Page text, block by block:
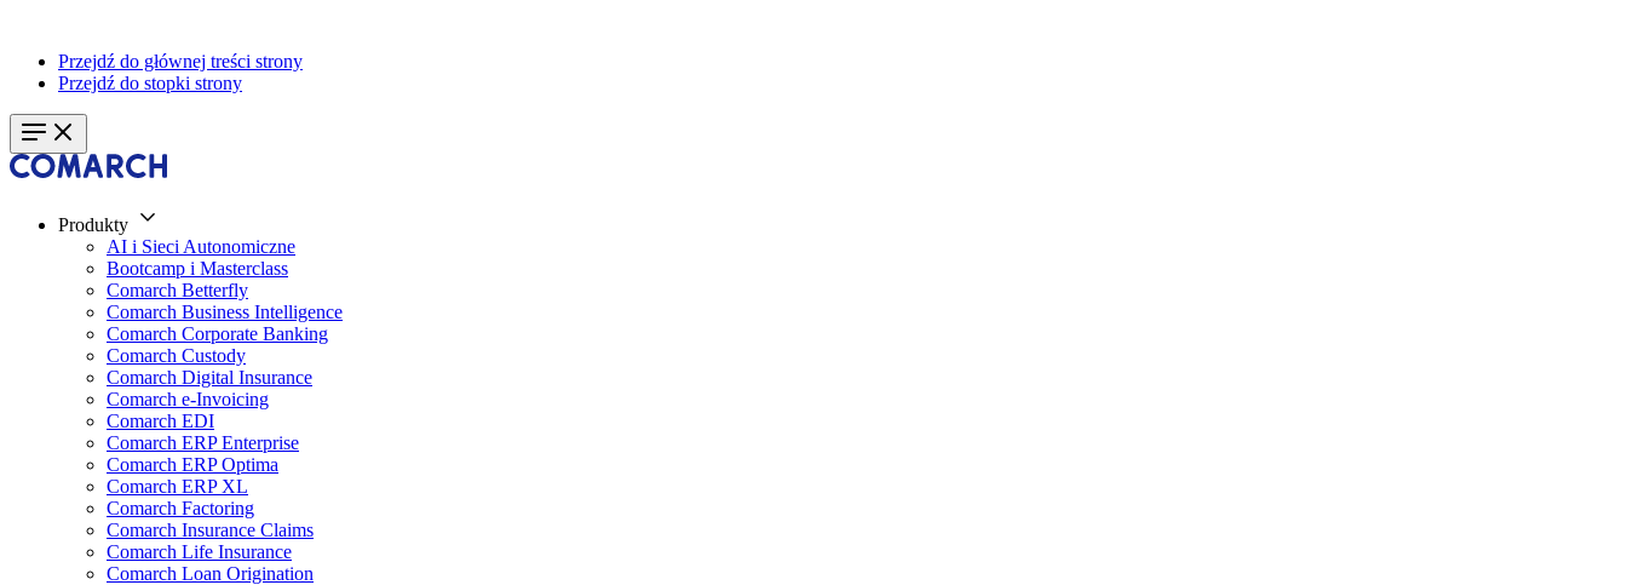
Przejdź do głównej treści strony
Przejdź do stopki strony
Produkty
AI i Sieci Autonomiczne
Bootcamp i Masterclass
Comarch Betterfly
Comarch Business Intelligence
Comarch Corporate Banking
Comarch Custody
Comarch Digital Insurance
Comarch e-Invoicing
Comarch EDI
Comarch ERP Enterprise
Comarch ERP Optima
Comarch ERP XL
Comarch Factoring
Comarch Insurance Claims
Comarch Life Insurance
Comarch Loan Origination